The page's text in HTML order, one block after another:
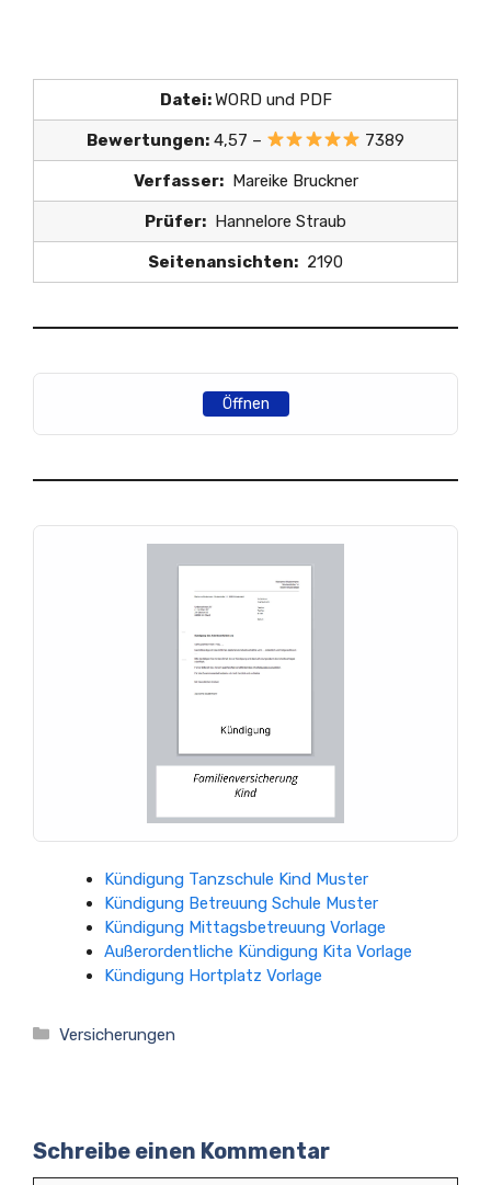
Datei:WORD und PDF
Bewertungen: 4,57 – 7389
Verfasser:Mareike Bruckner
Prüfer: Hannelore Straub
Seitenansichten: 2190
Öffnen
Kündigung Tanzschule Kind Muster
Kündigung Betreuung Schule Muster
Kündigung Mittagsbetreuung Vorlage
Außerordentliche Kündigung Kita Vorlage
Kündigung Hortplatz Vorlage
Kategorien
Versicherungen
Schreibe einen Kommentar